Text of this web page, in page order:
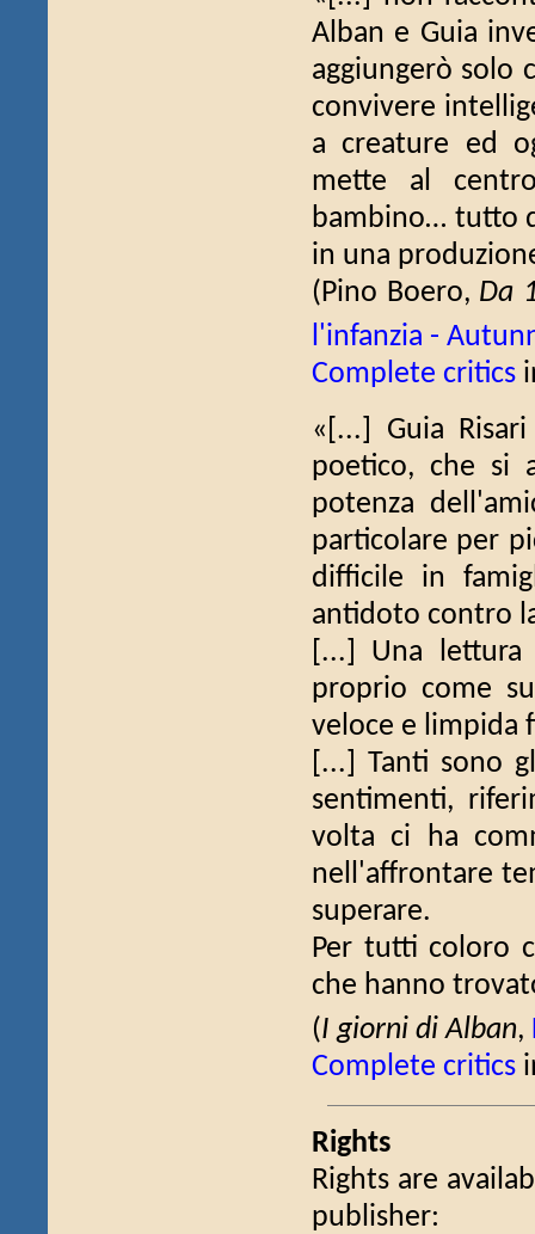
Alban e Guia
aggiungerò solo
convivere
a creature ed
mette al
bambino… tutto
in una
(Pino Boero, Da
l'infanzia -
Complete critics
«[...] Guia
poetico, che si
potenza
particolare per
difficile in
antidoto contro
[...] Una
proprio come
veloce e limpida
[...] Tanti sono
sentimenti,
volta ci ha
nell'affrontare
superare.
Per tutti coloro
che hanno
(I giorni di Alban,
Complete critics
Rights
Rights are
publisher: